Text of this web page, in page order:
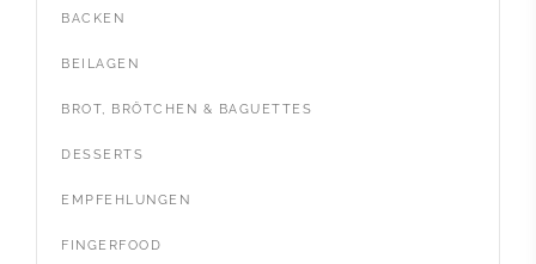
BACKEN
BEILAGEN
BROT, BRÖTCHEN & BAGUETTES
DESSERTS
EMPFEHLUNGEN
FINGERFOOD